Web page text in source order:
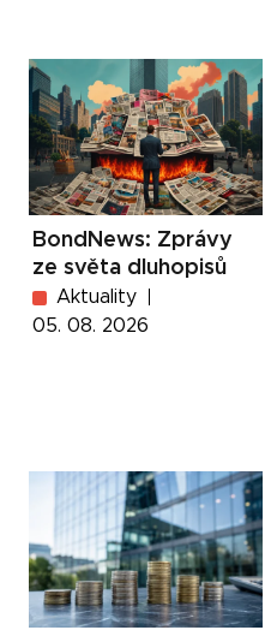
BondNews: Zprávy
ze světa dluhopisů
Aktuality
05. 08. 2026